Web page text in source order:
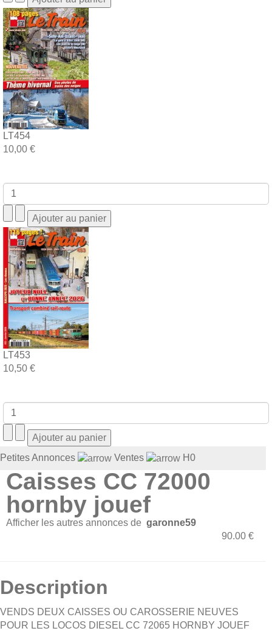
LT454
10,00 €
LT453
10,50 €
Petites Annonces Ventes H0
Caisses CC 72000
hornby jouef
Afficher les autres annonces de garonne59
90.00 €
Description
VENDS DEUX CAISSES OU CAROSSERIE NEUVES
POUR LES LOCOS DIESEL CC 72065 HORNBY JOUEF